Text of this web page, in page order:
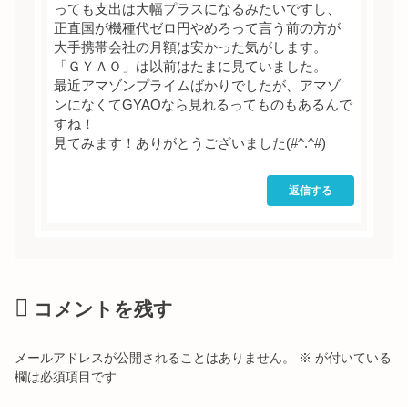
っても支出は大幅プラスになるみたいですし、
正直国が機種代ゼロ円やめろって言う前の方が
大手携帯会社の月額は安かった気がします。
「ＧＹＡＯ」は以前はたまに見ていました。
最近アマゾンプライムばかりでしたが、アマゾ
ンになくてGYAOなら見れるってものもあるんで
すね！
見てみます！ありがとうございました(#^.^#)
返信する
コメントを残す
メールアドレスが公開されることはありません。 ※ が付いている
欄は必須項目です